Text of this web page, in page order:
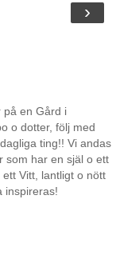
›
på en Gård i
o dotter, följ med
ting!! Vi andas
som har en själ o ett
Vitt, lantligt o nött
inspireras!